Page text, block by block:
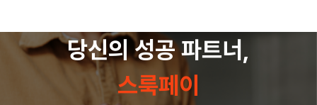
당신의 성공 파트너,
스룩페이